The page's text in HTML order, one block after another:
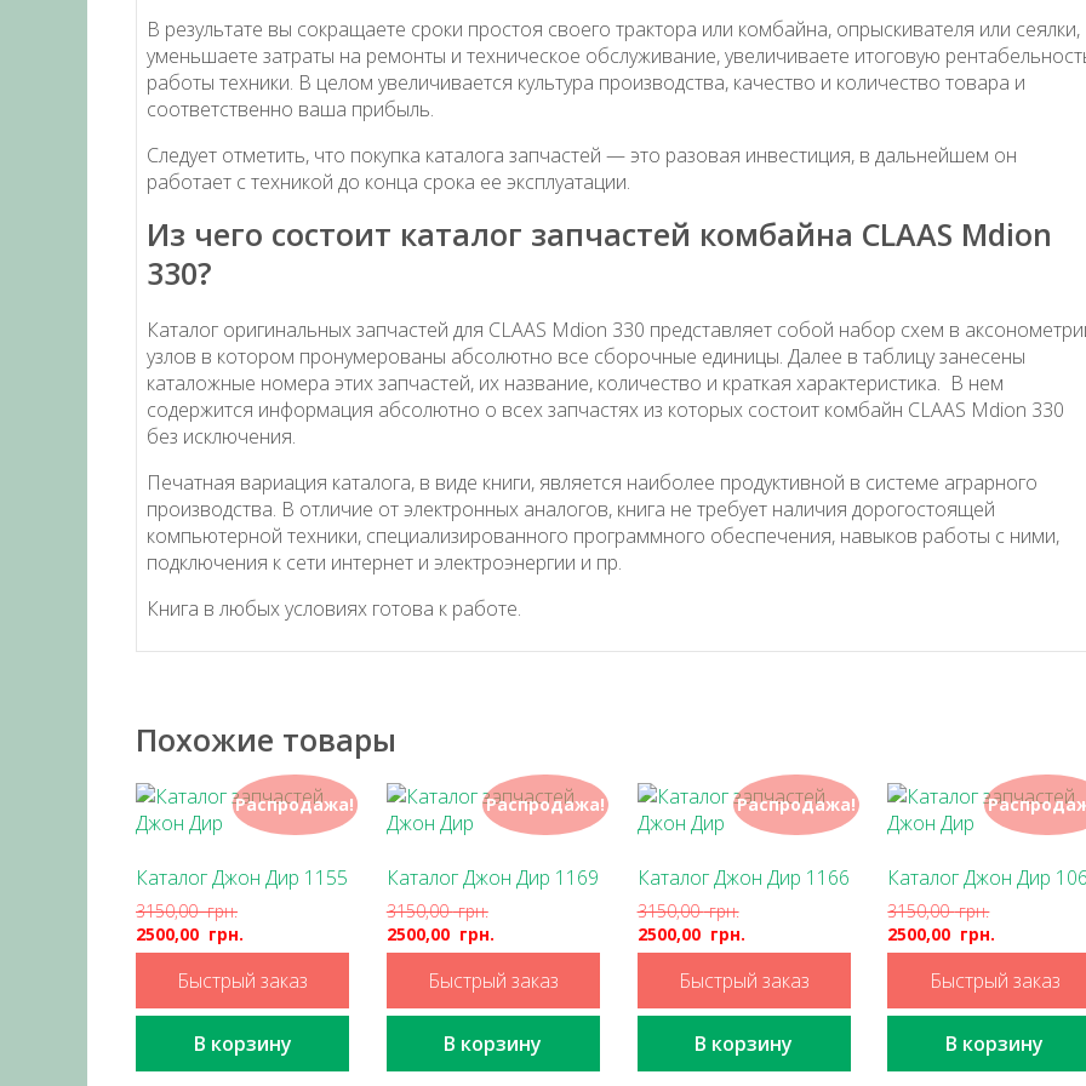
В результате вы сокращаете сроки простоя своего трактора или комбайна, опрыскивателя или сеялки,
уменьшаете затраты на ремонты и техническое обслуживание, увеличиваете итоговую
работы техники. В целом увеличивается культура производства, качество и количество товара и
соответственно ваша прибыль.
Следует отметить, что покупка каталога запчастей — это разовая инвестиция, в дальнейшем он
работает с техникой до конца срока ее эксплуатации.
Из чего состоит каталог запчастей комбайна CLAAS Mdion
330?
Каталог оригинальных запчастей для CLAAS Mdion 330 представляет собой набор схем в
узлов в котором пронумерованы абсолютно все сборочные единицы. Далее в таблицу занесены
каталожные номера этих запчастей, их название, количество и краткая характеристика. В нем
содержится информация абсолютно о всех запчастях из которых состоит комбайн CLAAS Mdion 330
без исключения.
Печатная вариация каталога, в виде книги, является наиболее продуктивной в системе аграрного
производства. В отличие от электронных аналогов, книга не требует наличия дорогостоящей
компьютерной техники, специализированного программного обеспечения, навыков работы с ними,
подключения к сети интернет и электроэнергии и пр.
Книга в любых условиях готова к работе.
Похожие товары
Распродажа!
Каталог Джон Дир 1155
3150,00грн.
2500,00 грн.
Быстрый заказ
В корзину
Распродажа!
Каталог Джон Дир 1169
3150,00грн.
2500,00 грн.
Быстрый заказ
В корзину
Распродажа!
Каталог Джон Дир 1166
3150,00грн.
2500,00 грн.
Быстрый заказ
В корзину
Каталог Джон Дир
3150,00грн.
2500,00 грн.
Быстрый заказ
В корзину